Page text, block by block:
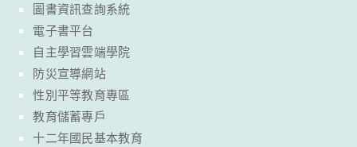
圖書資訊查詢系統
電子書平台
自主學習雲端學院
防災宣導網站
性別平等教育專區
教育儲蓄專戶
十二年國民基本教育